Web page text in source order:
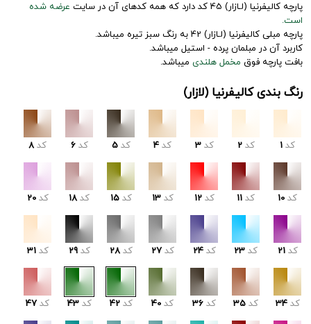
پارچه کالیفرنیا (لـازار) 45 کد دارد که همه کدهای آن در سایت
عرضه شده
است.
پارچه مبلی کالیفرنیا (لـازار) 42 به رنگ سبز تیره میباشد.
کاربرد آن در مبلمان پرده - استیل میباشد.
بافت پارچه فوق مخمل هلندی میباشد.
رنگ بندی کالیفرنیا (لازار)
کد 1 کد 2 کد 3 کد 4 کد 5 کد 6 کد 8
کد 10 کد 11 کد 12 کد 13 کد 15 کد 18 کد 20
کد 21 کد 23 کد 24 کد 27 کد 28 کد 29 کد 31
کد 34 کد 35 کد 36 کد 40 کد 42 کد 43 کد 47